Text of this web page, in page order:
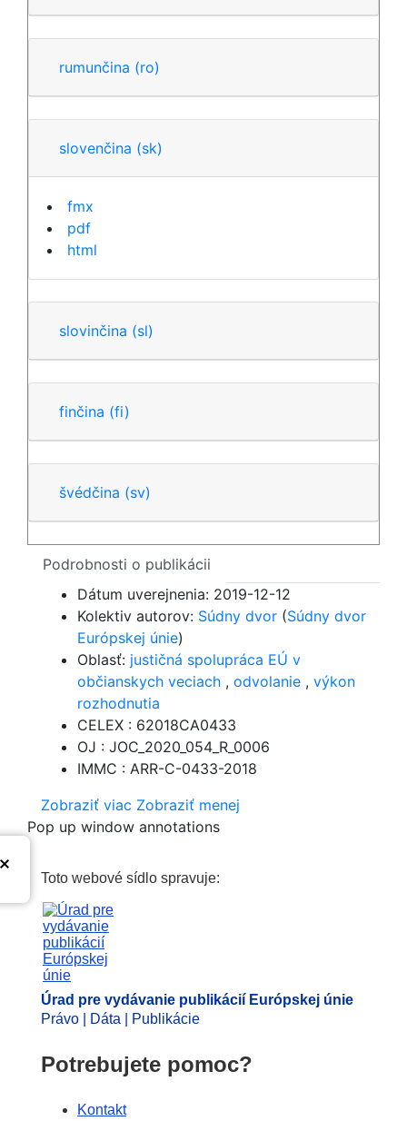
rumunčina (ro)
slovenčina (sk)
fmx
pdf
html
slovinčina (sl)
finčina (fi)
švédčina (sv)
Podrobnosti o publikácii
Dátum uverejnenia: 2019-12-12
Kolektiv autorov: Súdny dvor (Súdny dvor
Európskej únie)
Oblasť: justičná spolupráca EÚ v
občianskych veciach , odvolanie , výkon
rozhodnutia
CELEX : 62018CA0433
OJ : JOC_2020_054_R_0006
IMMC : ARR-C-0433-2018
Zobraziť viac Zobraziť menej
Pop up window annotations
Úrad pre vydávanie
Toto webové sídlo spravuje:
Úrad pre vydávanie publikácií Európskej únie
Právo | Dáta | Publikácie
Potrebujete pomoc?
Kontakt